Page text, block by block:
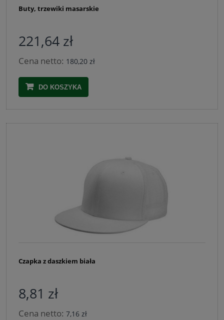
Buty, trzewiki masarskie
221,64 zł
Cena netto: 180,20 zł
DO KOSZYKA
Czapka z daszkiem biała
8,81 zł
Cena netto: 7,16 zł